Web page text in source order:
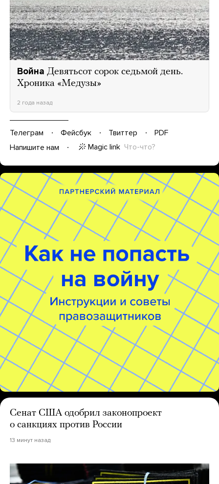
Война Девятьсот сорок седьмой день.
Хроника «Медузы»
2 года назад
Телеграм Фейсбук Твиттер
PDF
Напишите нам
Magic link Что-что?
Сенат США одобрил законопроект
о санкциях против России
13 минут назад